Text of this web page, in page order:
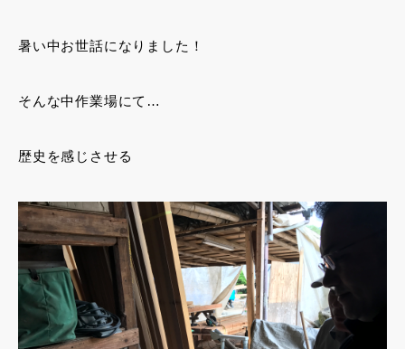
暑い中お世話になりました！
そんな中作業場にて…
歴史を感じさせる